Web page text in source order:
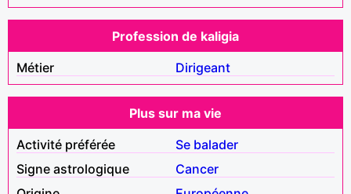
Profession de kaligia
Métier
Dirigeant
Plus sur ma vie
Activité préférée
Se balader
Signe astrologique
Cancer